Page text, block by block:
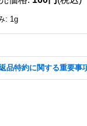
: 1g
品特約に関する重要事